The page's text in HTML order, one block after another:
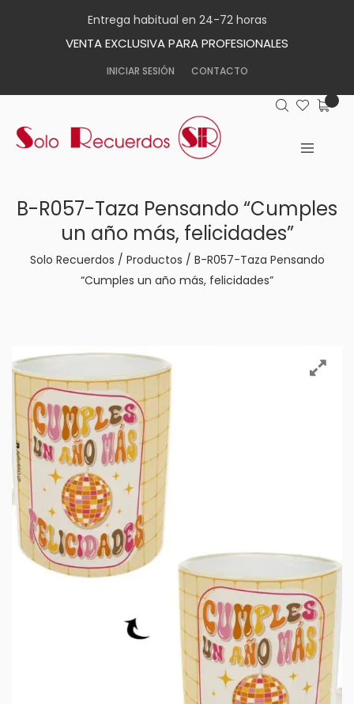
Entrega habitual en 24-72 horas
VENTA EXCLUSIVA PARA PROFESIONALES
INICIAR SESIÓN CONTACTO
B-R057-Taza Pensando “Cumples
un año más, felicidades”
Solo Recuerdos / Productos / B-R057-Taza Pensando
“Cumples un año más, felicidades”